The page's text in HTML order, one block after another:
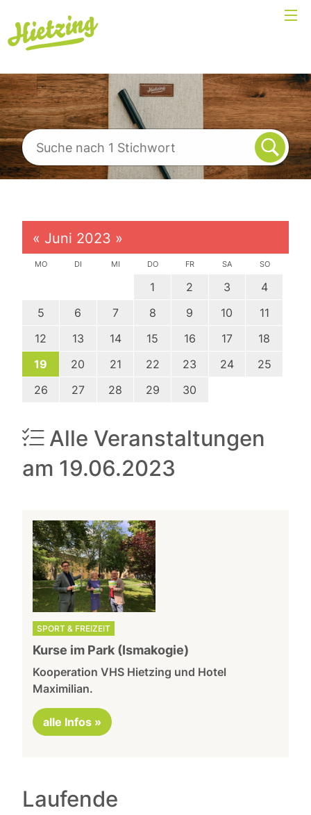
« Juni 2023 »
MO DI MI DO FR SA SO
1 2 3
4
5
6 7 8 9 10
11
12
13 14 15 16 17
18
19
20 21 22 23 24
25
26
27 28 29 30
Alle Veranstaltungen
am 19.06.2023
SPORT & FREIZEIT
Kurse im Park (Ismakogie)
Kooperation VHS Hietzing und Hotel
Maximilian.
alle Infos »
Laufende